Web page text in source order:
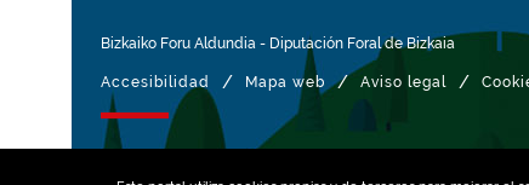
Bizkaiko Foru Aldundia - Diputación Foral de Bizkaia
Accesibilidad / Mapa web / Aviso legal /